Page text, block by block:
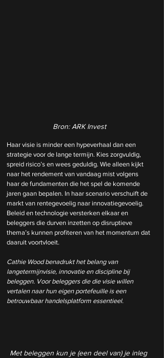
Bron: ARK Invest
Haar visie is minder een hypeverhaal dan een
strategie voor de lange termijn. Kies zorgvuldig,
spreid risico’s en wees geduldig. Wie alleen kijkt
naar het rendement van vandaag mist volgens
haar de fundamenten die het spel de komende
jaren gaan bepalen. In haar scenario verschuift de
markt van rentegevoelig naar innovatiegevoelig.
Beleid en technologie versterken elkaar en
beleggers die durven inzetten op disruptieve
thema’s kunnen profiteren van het momentum dat
daaruit voortvloeit.
Cathie Wood benadrukt het belang van
langetermijnvisie, innovatie en discipline bij
beleggen. Voor beleggers die die visie willen
vertalen naar hun eigen portefeuille is een
betrouwbaar handelsplatform essentieel.
Met beleggen kun je (een deel van) je inleg